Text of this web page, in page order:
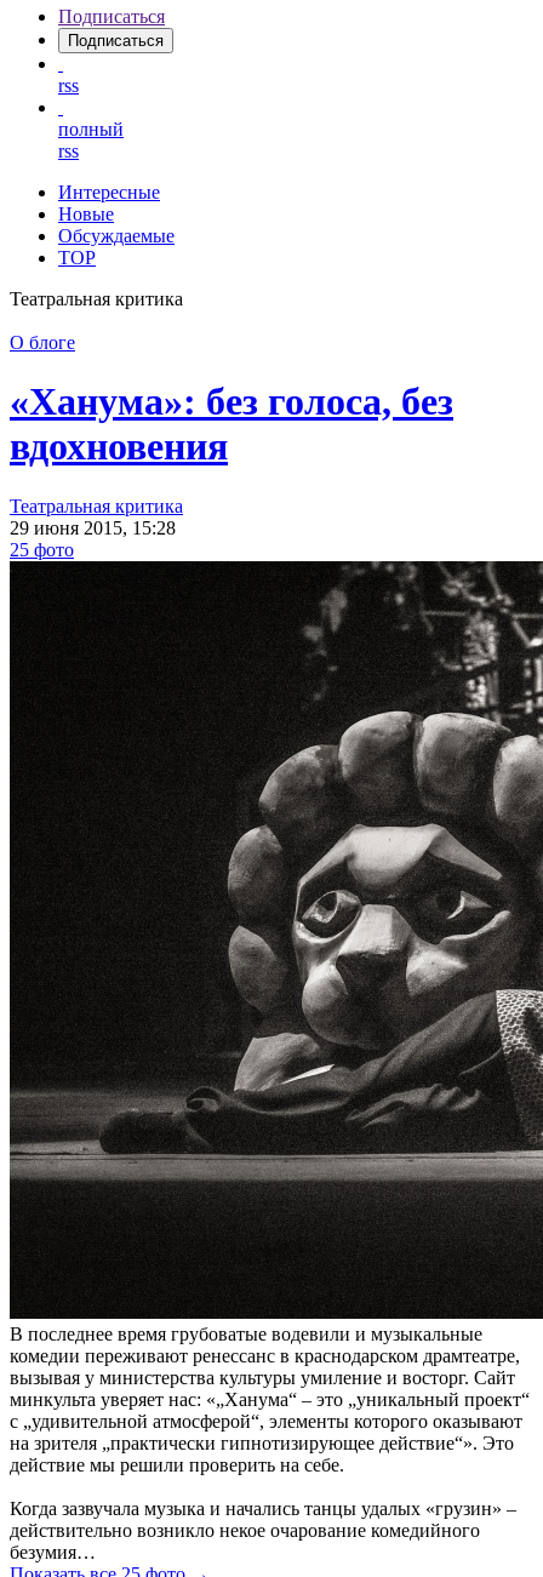
Подписаться
Подписаться
rss
полный
rss
Интересные
Новые
Обсуждаемые
TOP
Театральная критика
О блоге
«Ханума»: без голоса, без
вдохновения
Театральная критика
29 июня 2015, 15:28
25 фото
В последнее время грубоватые водевили и музыкальные
комедии переживают ренессанс в краснодарском драмтеатре,
вызывая у министерства культуры умиление и восторг. Сайт
минкульта уверяет нас: «„Ханума“ – это „уникальный проект“
с „удивительной атмосферой“, элементы которого оказывают
на зрителя „практически гипнотизирующее действие“». Это
действие мы решили проверить на себе.
Когда зазвучала музыка и начались танцы удалых «грузин» –
действительно возникло некое очарование комедийного
безумия…